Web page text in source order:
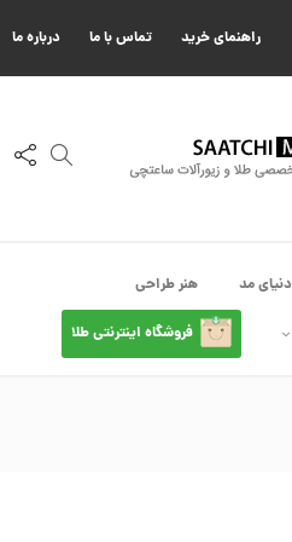
درباره ما تماس با ما راهنمای خرید
دنیای مد هنر طراحی
فروشگاه اینترنتی طلا